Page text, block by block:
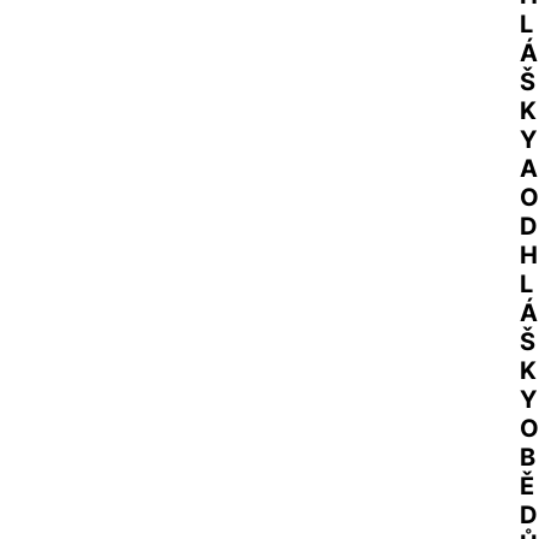
L
Á
Š
K
Y
A
O
D
H
L
Á
Š
K
Y
O
B
Ě
D